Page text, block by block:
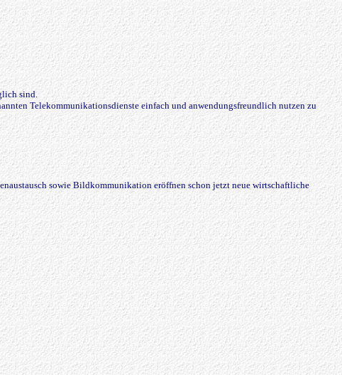
sind.
Telekommunikationsdienste einfach und anwendungsfreundlich nutzen zu
sowie Bildkommunikation eröffnen schon jetzt neue wirtschaftliche